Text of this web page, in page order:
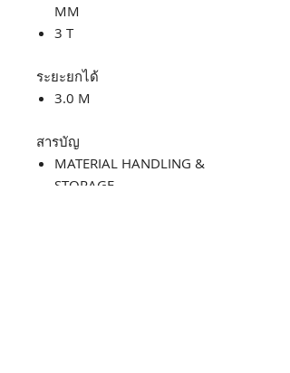
MM
3 T
ระยะยกได้
3.0 M
สารบัญ
MATERIAL HANDLING &
STORAGE